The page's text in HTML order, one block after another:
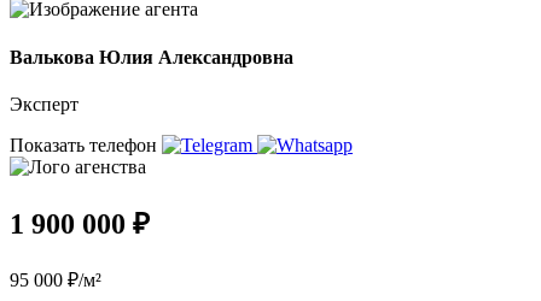
Валькова Юлия Александровна
Эксперт
Показать телефон
1 900 000 ₽
95 000 ₽/м²